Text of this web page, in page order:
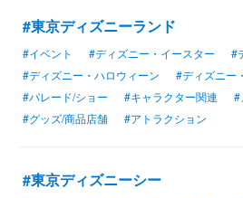
#東京ディズニーランド
#イベント #ディズニー・イースター
#
#ディズニー・ハロウィーン
#ディズニー
#パレード/ショー
#キャラクター関連
#
#グッズ/商品店舗
#アトラクション
#東京ディズニーシー